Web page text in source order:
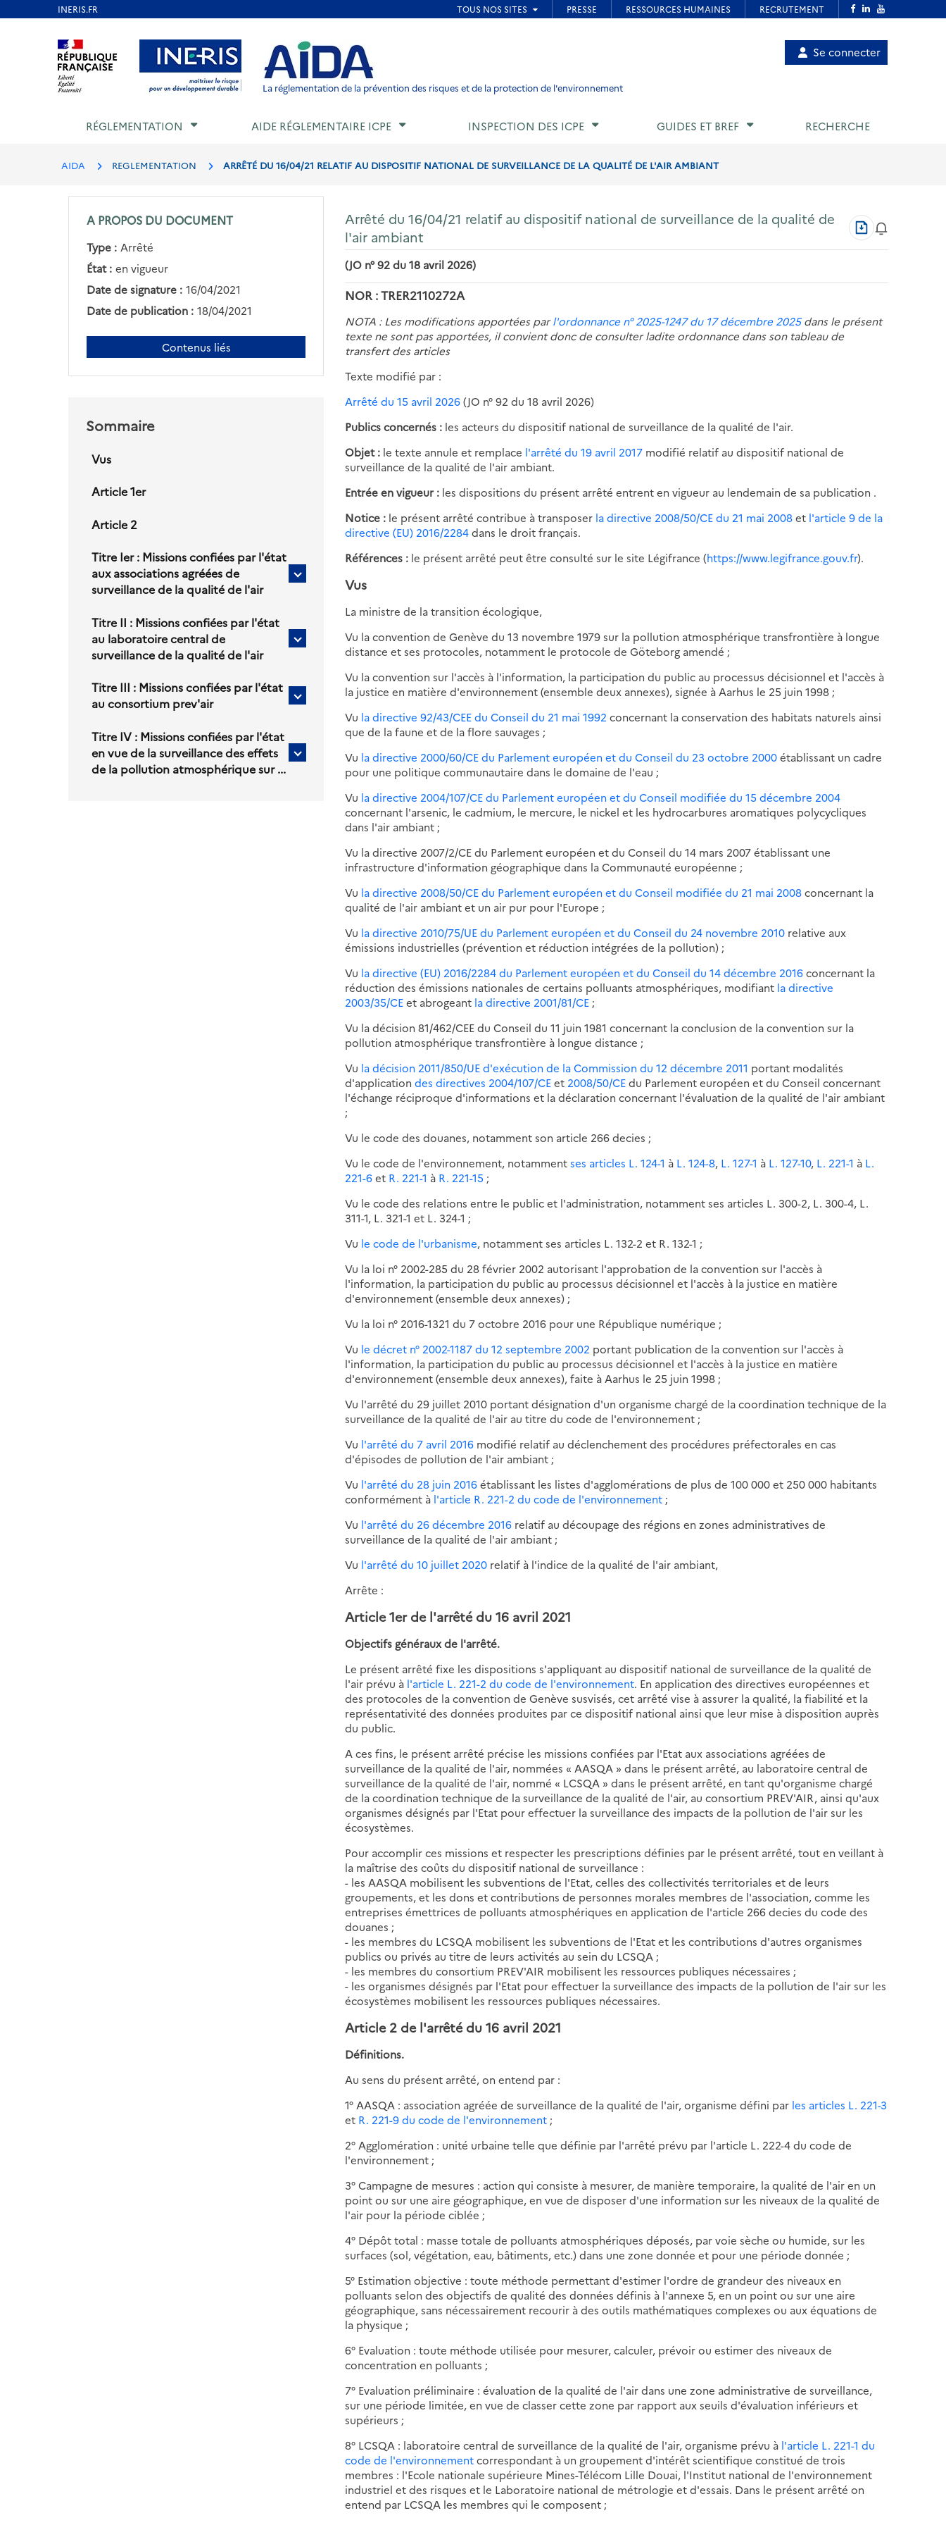
Aller au contenu Aller au menu Aller au pied de page
La réglementation de la prévention des risques et de la protection de l'environnement
Menu
utilisateur
Se connecter
RÉGLEMENTATION AIDE RÉGLEMENTAIRE ICPE INSPECTION DES ICPE GUIDES ET BREF RECHERCHE
AIDA REGLEMENTATION ARRÊTÉ DU 16/04/21 RELATIF AU DISPOSITIF NATIONAL DE SURVEILLANCE DE LA QUALITÉ DE L'AIR AMBIANT
A PROPOS DU DOCUMENT
Type : Arrêté
État : en vigueur
Date de signature : 16/04/2021
Date de publication : 18/04/2021
Contenus liés
Sommaire
Vus
Article 1er
Article 2
Titre Ier : Missions confiées par l'état
aux associations agréées de
surveillance de la qualité de l'air
Sous-
Ier
confiées
par
associations
agréées
Titre II : Missions confiées par l'état
au laboratoire central de
surveillance de la qualité de l'air
Sous-
Titre
II
confiées
par
laboratoire
surveillance
Titre III : Missions confiées par l'état
au consortium prev'air
Sous-
Titre
III
consortium
Titre IV : Missions confiées par l'état
en vue de la surveillance des effets
de la pollution atmosphérique sur ...
Sous-
surveillance
Dispositions
Arrêté du 16/04/21 relatif au dispositif national de surveillance de la qualité de
l'air ambiant
Télécharger
au
format
(JO n° 92 du 18 avril 2026)
NOR : TRER2110272A
NOTA : Les modifications apportées parl'ordonnance n° 2025-1247 du 17 décembre 2025dans le présent
texte ne sont pas apportées, il convient donc de consulter ladite ordonnance dans son tableau de
transfert des articles
Texte modifié par :
Arrêté du 15 avril 2026(JO n° 92 du 18 avril 2026)
Publics concernés : les acteurs du dispositif national de surveillance de la qualité de l'air.
Objet : le texte annule et remplace l'arrêté du 19 avril 2017 modifié relatif au dispositif national de
surveillance de la qualité de l'air ambiant.
Entrée en vigueur : les dispositions du présent arrêté entrent en vigueur au lendemain de sa publication .
Notice : le présent arrêté contribue à transposer la directive 2008/50/CE du 21 mai 2008et l'article 9 de la
directive (EU) 2016/2284dans le droit français.
Références : le présent arrêté peut être consulté sur le site Légifrance (https://www.legifrance.gouv.fr).
Vus
La ministre de la transition écologique,
Vu la convention de Genève du 13 novembre 1979 sur la pollution atmosphérique transfrontière à longue
distance et ses protocoles, notamment le protocole de Göteborg amendé ;
Vu la convention sur l'accès à l'information, la participation du public au processus décisionnel et l'accès à
la justice en matière d'environnement (ensemble deux annexes), signée à Aarhus le 25 juin 1998 ;
Vu la directive 92/43/CEE du Conseil du 21 mai 1992 concernant la conservation des habitats naturels ainsi
que de la faune et de la flore sauvages ;
Vu la directive 2000/60/CE du Parlement européen et du Conseil du 23 octobre 2000établissant un cadre
pour une politique communautaire dans le domaine de l'eau ;
Vu la directive 2004/107/CE du Parlement européen et du Conseil modifiée du 15 décembre 2004
concernant l'arsenic, le cadmium, le mercure, le nickel et les hydrocarbures aromatiques polycycliques
dans l'air ambiant ;
Vu la directive 2007/2/CE du Parlement européen et du Conseil du 14 mars 2007 établissant une
infrastructure d'information géographique dans la Communauté européenne ;
Vu la directive 2008/50/CE du Parlement européen et du Conseil modifiée du 21 mai 2008concernant la
qualité de l'air ambiant et un air pur pour l'Europe ;
Vu la directive 2010/75/UE du Parlement européen et du Conseil du 24 novembre 2010 relative aux
émissions industrielles (prévention et réduction intégrées de la pollution) ;
Vu la directive (EU) 2016/2284 du Parlement européen et du Conseil du 14 décembre 2016concernant la
réduction des émissions nationales de certains polluants atmosphériques, modifiant la directive
2003/35/CEet abrogeant la directive 2001/81/CE ;
Vu la décision 81/462/CEE du Conseil du 11 juin 1981 concernant la conclusion de la convention sur la
pollution atmosphérique transfrontière à longue distance ;
Vu la décision 2011/850/UE d'exécution de la Commission du 12 décembre 2011 portant modalités
d'applicationdes directives 2004/107/CEet 2008/50/CEdu Parlement européen et du Conseil concernant
l'échange réciproque d'informations et la déclaration concernant l'évaluation de la qualité de l'air ambiant
;
Vu le code des douanes, notamment son article 266 decies ;
Vu le code de l'environnement, notammentses articles L. 124-1 à L. 124-8, L. 127-1 à L. 127-10, L. 221-1 à L.
221-6et R. 221-1 à R. 221-15 ;
Vu le code des relations entre le public et l'administration, notamment ses articles L. 300-2, L. 300-4, L.
311-1, L. 321-1 et L. 324-1 ;
Vu le code de l'urbanisme, notamment ses articles L. 132-2 et R. 132-1 ;
Vu la loi n° 2002-285 du 28 février 2002 autorisant l'approbation de la convention sur l'accès à
l'information, la participation du public au processus décisionnel et l'accès à la justice en matière
d'environnement (ensemble deux annexes) ;
Vu la loi n° 2016-1321 du 7 octobre 2016 pour une République numérique ;
Vu le décret n° 2002-1187 du 12 septembre 2002 portant publication de la convention sur l'accès à
l'information, la participation du public au processus décisionnel et l'accès à la justice en matière
d'environnement (ensemble deux annexes), faite à Aarhus le 25 juin 1998 ;
Vu l'arrêté du 29 juillet 2010 portant désignation d'un organisme chargé de la coordination technique de la
surveillance de la qualité de l'air au titre du code de l'environnement ;
Vu l'arrêté du 7 avril 2016 modifié relatif au déclenchement des procédures préfectorales en cas
d'épisodes de pollution de l'air ambiant ;
Vu l'arrêté du 28 juin 2016établissant les listes d'agglomérations de plus de 100 000 et 250 000 habitants
conformément à l'article R. 221-2 du code de l'environnement ;
Vu l'arrêté du 26 décembre 2016 relatif au découpage des régions en zones administratives de
surveillance de la qualité de l'air ambiant ;
Vu l'arrêté du 10 juillet 2020 relatif à l'indice de la qualité de l'air ambiant,
Arrête :
Article 1er de l'arrêté du 16 avril 2021
Objectifs généraux de l'arrêté.
Le présent arrêté fixe les dispositions s'appliquant au dispositif national de surveillance de la qualité de
l'air prévu à l'article L. 221-2 du code de l'environnement. En application des directives européennes et
des protocoles de la convention de Genève susvisés, cet arrêté vise à assurer la qualité, la fiabilité et la
représentativité des données produites par ce dispositif national ainsi que leur mise à disposition auprès
du public.
A ces fins, le présent arrêté précise les missions confiées par l'Etat aux associations agréées de
surveillance de la qualité de l'air, nommées « AASQA » dans le présent arrêté, au laboratoire central de
surveillance de la qualité de l'air, nommé « LCSQA » dans le présent arrêté, en tant qu'organisme chargé
de la coordination technique de la surveillance de la qualité de l'air, au consortium PREV'AIR, ainsi qu'aux
organismes désignés par l'Etat pour effectuer la surveillance des impacts de la pollution de l'air sur les
écosystèmes.
Pour accomplir ces missions et respecter les prescriptions définies par le présent arrêté, tout en veillant à
la maîtrise des coûts du dispositif national de surveillance :
- les AASQA mobilisent les subventions de l'Etat, celles des collectivités territoriales et de leurs
groupements, et les dons et contributions de personnes morales membres de l'association, comme les
entreprises émettrices de polluants atmosphériques en application de l'article 266 decies du code des
douanes ;
- les membres du LCSQA mobilisent les subventions de l'Etat et les contributions d'autres organismes
publics ou privés au titre de leurs activités au sein du LCSQA ;
- les membres du consortium PREV'AIR mobilisent les ressources publiques nécessaires ;
- les organismes désignés par l'Etat pour effectuer la surveillance des impacts de la pollution de l'air sur les
écosystèmes mobilisent les ressources publiques nécessaires.
Article 2 de l'arrêté du 16 avril 2021
Définitions.
Au sens du présent arrêté, on entend par :
1° AASQA : association agréée de surveillance de la qualité de l'air, organisme défini par les articles L. 221-3
et R. 221-9 du code de l'environnement ;
2° Agglomération : unité urbaine telle que définie par l'arrêté prévu par l'article L. 222-4 du code de
l'environnement ;
3° Campagne de mesures : action qui consiste à mesurer, de manière temporaire, la qualité de l'air en un
point ou sur une aire géographique, en vue de disposer d'une information sur les niveaux de la qualité de
l'air pour la période ciblée ;
4° Dépôt total : masse totale de polluants atmosphériques déposés, par voie sèche ou humide, sur les
surfaces (sol, végétation, eau, bâtiments, etc.) dans une zone donnée et pour une période donnée ;
5° Estimation objective : toute méthode permettant d'estimer l'ordre de grandeur des niveaux en
polluants selon des objectifs de qualité des données définis à l'annexe 5, en un point ou sur une aire
géographique, sans nécessairement recourir à des outils mathématiques complexes ou aux équations de
la physique ;
6° Evaluation : toute méthode utilisée pour mesurer, calculer, prévoir ou estimer des niveaux de
concentration en polluants ;
7° Evaluation préliminaire : évaluation de la qualité de l'air dans une zone administrative de surveillance,
sur une période limitée, en vue de classer cette zone par rapport aux seuils d'évaluation inférieurs et
supérieurs ;
8° LCSQA : laboratoire central de surveillance de la qualité de l'air, organisme prévu à l'article L. 221-1 du
code de l'environnementcorrespondant à un groupement d'intérêt scientifique constitué de trois
membres : l'Ecole nationale supérieure Mines-Télécom Lille Douai, l'Institut national de l'environnement
industriel et des risques et le Laboratoire national de métrologie et d'essais. Dans le présent arrêté on
entend par LCSQA les membres qui le composent ;